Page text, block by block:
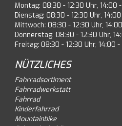
Montag: 08:30 - 12:30 Uhr, 14:00
Dienstag: 08:30 - 12:30 Uhr,
Mittwoch: 08:30 - 12:30 Uhr,
Donnerstag: 08:30 - 12:30 Uhr,
Freitag: 08:30 - 12:30 Uhr, 14:00 -
NÜTZLICHES
Fahrradsortiment
Fahrradwerkstatt
Fahrrad
Kinderfahrrad
Mountainbike